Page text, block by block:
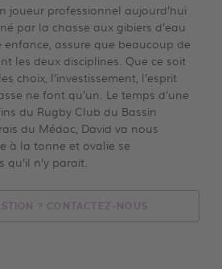
joueur professionnel aujourd’hui
par la chasse aux gibiers d’eau
assure que beaucoup de
les deux disciplines. Que ce soit
choix, l’investissement, l’esprit
ne font qu’un. Le temps d’une
du Rugby Club du Bassin
du Médoc, David va nous
à la tonne et ovalie se
n’y parait.
? CONTACTEZ-NOUS